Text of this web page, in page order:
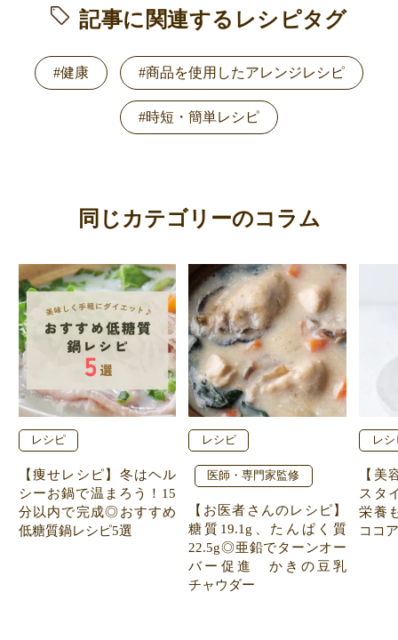
記事に関連するレシピタグ
#健康 #商品を使用したアレンジレシピ
#時短・簡単レシピ
同じカテゴリーのコラム
レシピ
【痩せレシピ】冬はヘル
シーお鍋で温まろう！15
分以内で完成◎おすすめ
低糖質鍋レシピ5選
レシピ
医師・専門家監修
【お医者さんのレシピ】
糖質19.1g、たんぱく質
22.5g◎亜鉛でターンオー
バー促進 かきの豆乳
チャウダー
レシ
【美
スタ
栄養
ココ